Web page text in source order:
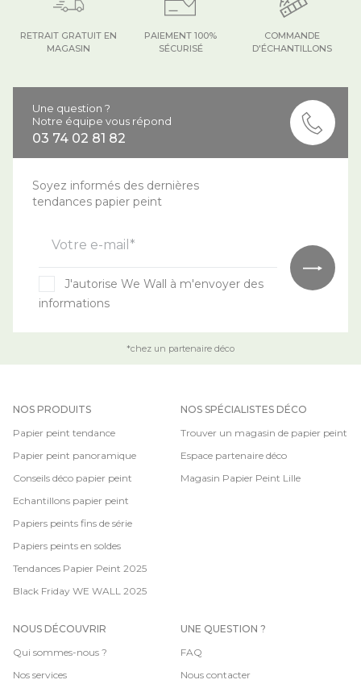
COMMANDE
D'ÉCHANTILLONS
PAIEMENT 100%
SÉCURISÉ
RETRAIT GRATUIT EN
MAGASIN
Une question ?
Notre équipe vous répond
03 74 02 81 82
Soyez informés des dernières
tendances papier peint
Votre e-mail*
J'autorise We Wall à m'envoyer des
informations
*chez un partenaire déco
NOS PRODUITS
Papier peint tendance
Papier peint panoramique
Conseils déco papier peint
Echantillons papier peint
Papiers peints fins de série
Papiers peints en soldes
Tendances Papier Peint 2025
Black Friday WE WALL 2025
NOS SPÉCIALISTES DÉCO
Trouver un magasin de papier peint
Espace partenaire déco
Magasin Papier Peint Lille
NOUS DÉCOUVRIR
Qui sommes-nous ?
Nos services
UNE QUESTION ?
FAQ
Nous contacter